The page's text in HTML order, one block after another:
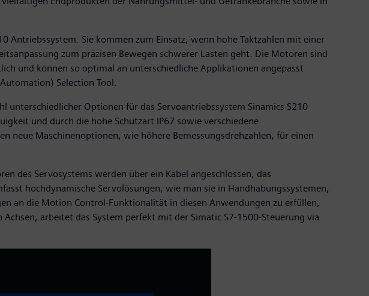
Antriebssystem. Sie kommen zum Einsatz, wenn hohe Taktzahlen mit einer
zum präzisen Bewegen schwerer Lasten geht. Die Motoren sind
und können so optimal an unterschiedliche Applikationen angepasst
Selection Tool.
unterschiedlicher Optionen für das Servoantriebssystem Sinamics S210
und durch die hohe Schutzart IP67 sowie verschiedene
neue Maschinenoptionen, wie höhere Bemessungsdrehzahlen, für einen
des Servosystems werden über ein Kabel angeschlossen, das
hochdynamische Servolösungen, wie man sie in Handhabungssystemen,
an die Motion Control-Funktionalität in diesen Anwendungen zu erfüllen,
arbeitet das System perfekt mit der Simatic S7-1500-Steuerung via